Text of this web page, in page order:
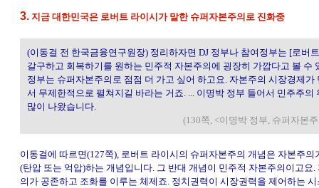
3. 지금 대한민국은 로버트 라이시가 말한 슈퍼자본주의로 진화중
(이동걸 전 한국금융연구원장) 정리하자면 DJ 정부나 참여정부는 [로버
갈구하고 회복하기를 원하는 민주적 자본주의에 굉장히 가깝다고 볼 수
정부는 슈퍼자본주의로 점점 더 가고 싶어 하고요. 자본주의 시장경제가
서 무제한적으로 펼쳐지길 바라는 거죠. ... 이명박 정부 들어서 민주주의
많이 나왔습니다.
(130쪽, <이명박 정부, 슈퍼자본
이동걸에 따르면(127쪽), 로버트 라이시의 슈퍼자본주의 개념은 자본주의
(탄압 또는 억압)하는 개념입니다. 그 반대 개념이 민주적 자본주의이고요
의가 공존하고 조화를 이루는 체제죠. 정치권력이 시장권력을 제어하는